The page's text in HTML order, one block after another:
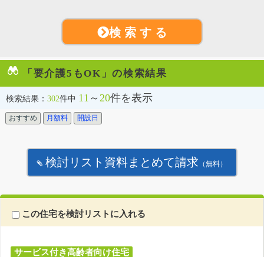
検 索 す る
「要介護5もOK」の検索結果
検索結果： 302件中 11 ～ 20件を表示
おすすめ 月額料 開設日
検討リスト資料まとめて請求 （無料）
この住宅を検討リストに入れる
サービス付き高齢者向け住宅